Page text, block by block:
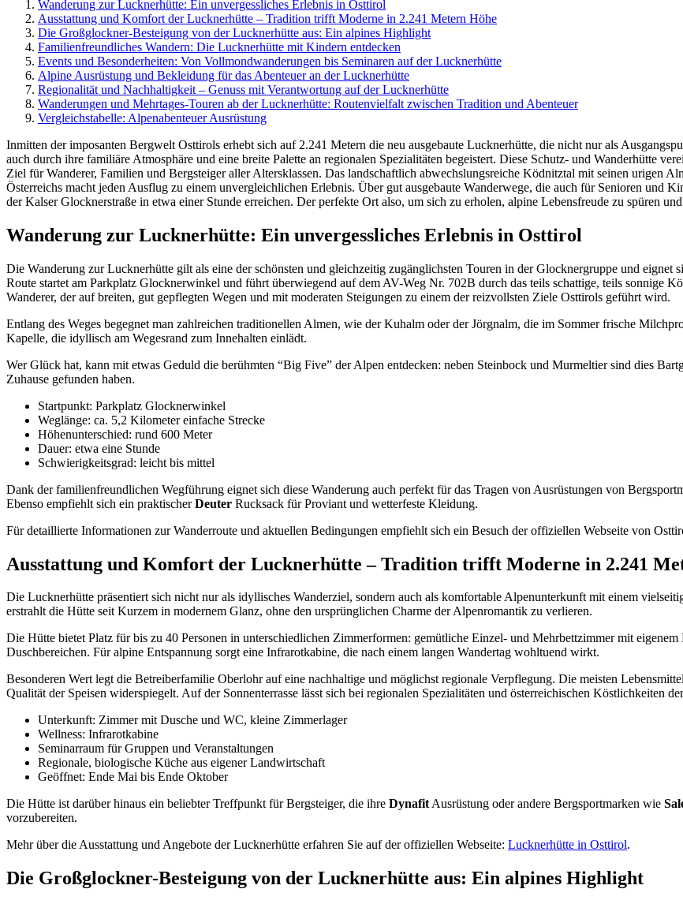
Wanderung zur Lucknerhütte: Ein unvergessliches Erlebnis in Osttirol
Ausstattung und Komfort der Lucknerhütte – Tradition trifft Moderne in 2.241 Metern Höhe
Die Großglockner-Besteigung von der Lucknerhütte aus: Ein alpines Highlight
Familienfreundliches Wandern: Die Lucknerhütte mit Kindern entdecken
Events und Besonderheiten: Von Vollmondwanderungen bis Seminaren auf der Lucknerhütte
Alpine Ausrüstung und Bekleidung für das Abenteuer an der Lucknerhütte
Regionalität und Nachhaltigkeit – Genuss mit Verantwortung auf der Lucknerhütte
Wanderungen und Mehrtages-Touren ab der Lucknerhütte: Routenvielfalt zwischen Tradition und Abenteuer
Vergleichstabelle: Alpenabenteuer Ausrüstung
Inmitten der imposanten Bergwelt Osttirols erhebt sich auf 2.241 Metern die neu ausgebaute Lucknerhütte, die nicht nur als
auch durch ihre familiäre Atmosphäre und eine breite Palette an regionalen Spezialitäten begeistert. Diese Schutz- und Wanderhütte
Ziel für Wanderer, Familien und Bergsteiger aller Altersklassen. Das landschaftlich abwechslungsreiche Ködnitztal mit seinen urigen
Österreichs macht jeden Ausflug zu einem unvergleichlichen Erlebnis. Über gut ausgebaute Wanderwege, die auch für Senioren und
der Kalser Glocknerstraße in etwa einer Stunde erreichen. Der perfekte Ort also, um sich zu erholen, alpine Lebensfreude zu spüren
Wanderung zur Lucknerhütte: Ein unvergessliches Erlebnis in Osttirol
Die Wanderung zur Lucknerhütte gilt als eine der schönsten und gleichzeitig zugänglichsten Touren in der Glocknergruppe und eignet
Route startet am Parkplatz Glocknerwinkel und führt überwiegend auf dem AV-Weg Nr. 702B durch das teils schattige, teils sonnige
Wanderer, der auf breiten, gut gepflegten Wegen und mit moderaten Steigungen zu einem der reizvollsten Ziele Osttirols geführt wird.
Entlang des Weges begegnet man zahlreichen traditionellen Almen, wie der Kuhalm oder der Jörgnalm, die im Sommer frische
Kapelle, die idyllisch am Wegesrand zum Innehalten einlädt.
Wer Glück hat, kann mit etwas Geduld die berühmten “Big Five” der Alpen entdecken: neben Steinbock und Murmeltier sind dies
Zuhause gefunden haben.
Startpunkt: Parkplatz Glocknerwinkel
Weglänge: ca. 5,2 Kilometer einfache Strecke
Höhenunterschied: rund 600 Meter
Dauer: etwa eine Stunde
Schwierigkeitsgrad: leicht bis mittel
Dank der familienfreundlichen Wegführung eignet sich diese Wanderung auch perfekt für das Tragen von Ausrüstungen von
Ebenso empfiehlt sich ein praktischerDeuter Rucksack für Proviant und wetterfeste Kleidung.
Für detaillierte Informationen zur Wanderroute und aktuellen Bedingungen empfiehlt sich ein Besuch der offiziellen Webseite von
Ausstattung und Komfort der Lucknerhütte – Tradition trifft Moderne in 2.241
Die Lucknerhütte präsentiert sich nicht nur als idyllisches Wanderziel, sondern auch als komfortable Alpenunterkunft mit einem
erstrahlt die Hütte seit Kurzem in modernem Glanz, ohne den ursprünglichen Charme der Alpenromantik zu verlieren.
Die Hütte bietet Platz für bis zu 40 Personen in unterschiedlichen Zimmerformen: gemütliche Einzel- und Mehrbettzimmer mit
Duschbereichen. Für alpine Entspannung sorgt eine Infrarotkabine, die nach einem langen Wandertag wohltuend wirkt.
Besonderen Wert legt die Betreiberfamilie Oberlohr auf eine nachhaltige und möglichst regionale Verpflegung. Die meisten
Qualität der Speisen widerspiegelt. Auf der Sonnenterrasse lässt sich bei regionalen Spezialitäten und österreichischen Köstlichkeiten
Unterkunft: Zimmer mit Dusche und WC, kleine Zimmerlager
Wellness: Infrarotkabine
Seminarraum für Gruppen und Veranstaltungen
Regionale, biologische Küche aus eigener Landwirtschaft
Geöffnet: Ende Mai bis Ende Oktober
Die Hütte ist darüber hinaus ein beliebter Treffpunkt für Bergsteiger, die ihre DynafitAusrüstung oder andere Bergsportmarken wie
vorzubereiten.
Mehr über die Ausstattung und Angebote der Lucknerhütte erfahren Sie auf der offiziellen Webseite: Lucknerhütte in Osttirol.
Die Großglockner-Besteigung von der Lucknerhütte aus: Ein alpines Highlight